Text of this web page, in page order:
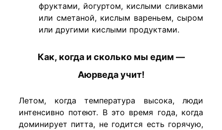
фруктами, йогуртом, кислыми сливками
или сметаной, кислым вареньем, сыром
или другими кислыми продуктами.
Как, когда и сколько мы едим —
Аюрведа учит!
Летом, когда температура высока, люди
интенсивно потеют. В это время года, когда
доминирует питта, не годится есть горячую,